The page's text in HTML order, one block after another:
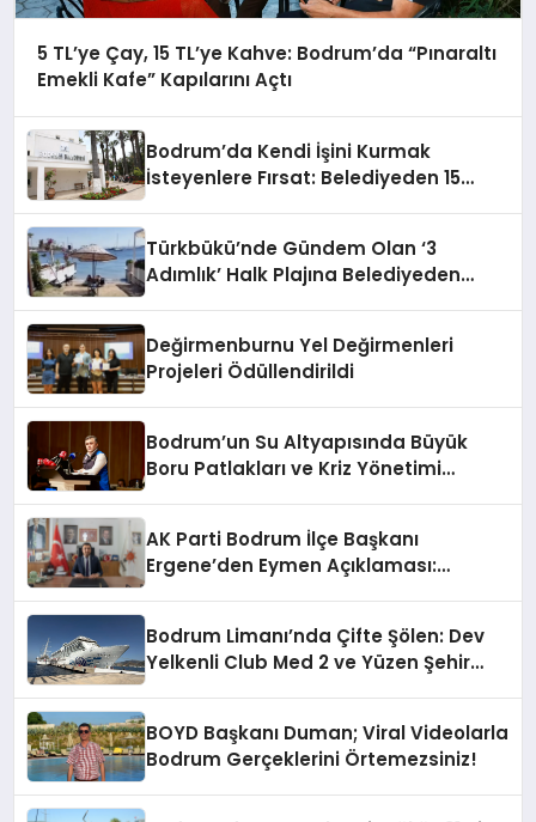
5 TL’ye Çay, 15 TL’ye Kahve: Bodrum’da “Pınaraltı
Emekli Kafe” Kapılarını Açtı
Bodrum’da Kendi İşini Kurmak
İsteyenlere Fırsat: Belediyeden 15
Türkbükü’nde Gündem Olan ‘3
Adımlık’ Halk Plajına Belediyeden
Değirmenburnu Yel Değirmenleri
Projeleri Ödüllendirildi
Bodrum’un Su Altyapısında Büyük
Boru Patlakları ve Kriz Yönetimi
AK Parti Bodrum İlçe Başkanı
Ergene’den Eymen Açıklaması:
Bodrum Limanı’nda Çifte Şölen: Dev
Yelkenli Club Med 2 ve Yüzen Şehir
BOYD Başkanı Duman; Viral Videolarla
Bodrum Gerçeklerini Örtemezsiniz!